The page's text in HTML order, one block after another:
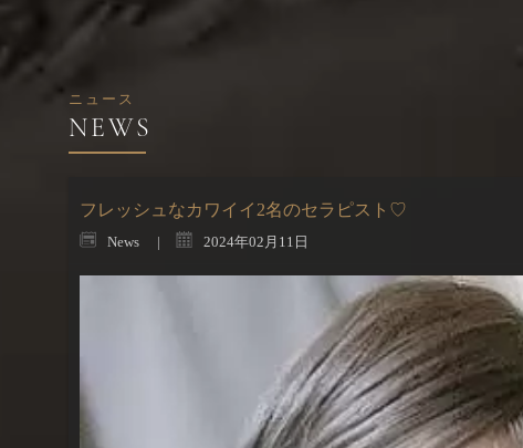
ニュース
フレッシュなカワイイ2名のセラピスト♡
News 2024年02月11日